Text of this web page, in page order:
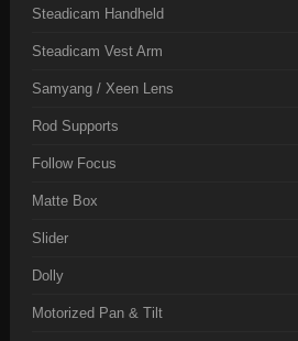
Steadicam Handheld
Steadicam Vest Arm
Samyang / Xeen Lens
Rod Supports
Follow Focus
Matte Box
Slider
Dolly
Motorized Pan & Tilt